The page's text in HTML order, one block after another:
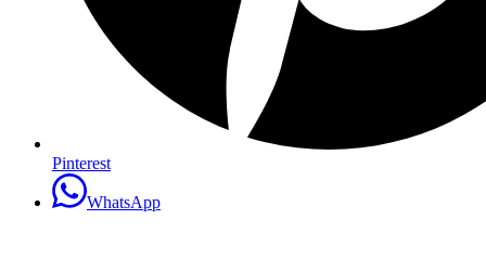
Pinterest
WhatsApp